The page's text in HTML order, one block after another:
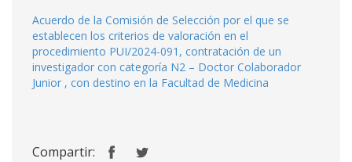
Acuerdo de la Comisión de Selección por el que se
establecen los criterios de valoración en el
procedimiento PUI/2024-091, contratación de un
investigador con categoría N2 – Doctor Colaborador
Junior , con destino en la Facultad de Medicina
Compartir: